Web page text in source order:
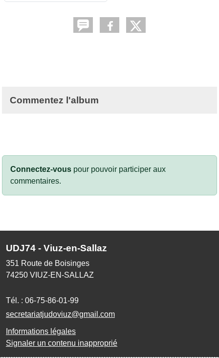
Commentez l'album
Connectez-vous pour pouvoir participer aux
commentaires.
UDJ74 - Viuz-en-Sallaz
351 Route de Boisinges
74250 VIUZ-EN-SALLAZ
Tél. : 06-75-86-01-99
secretariatjudoviuz@gmail.com
Informations légales
Signaler un contenu inapproprié